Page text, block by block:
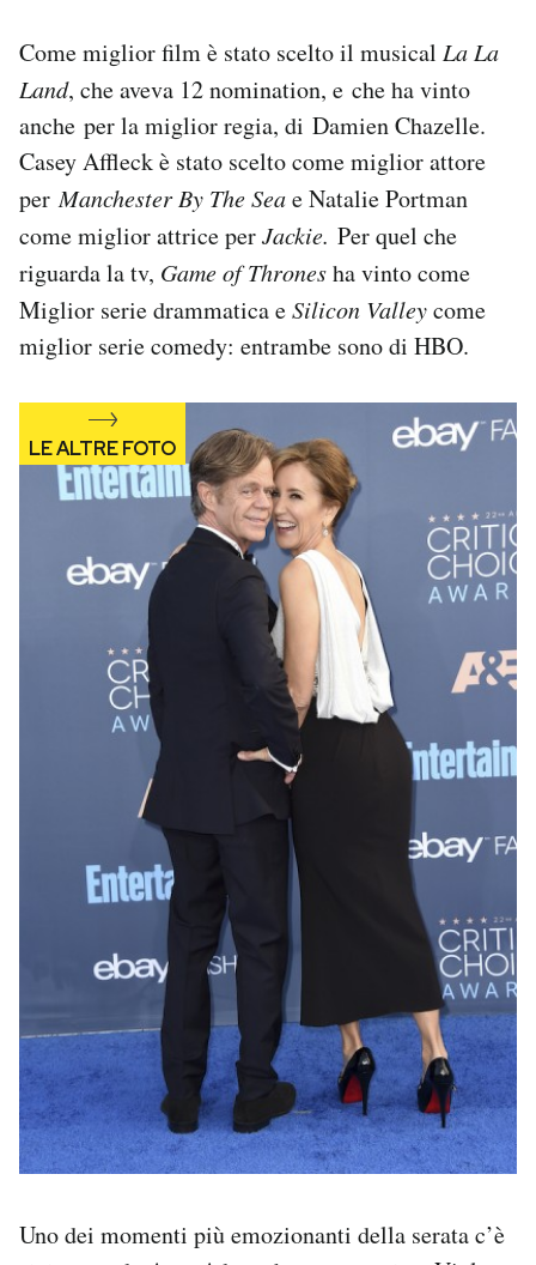
Come miglior film è stato scelto il musical La La
Land, che aveva 12 nomination, e che ha vinto
anche per la miglior regia, di Damien Chazelle.
Casey Affleck è stato scelto come miglior attore
perManchester By The Seae Natalie Portman
come miglior attrice perJackie. Per quel che
riguarda la tv, Game of Thronesha vinto come
Miglior serie drammatica eSilicon Valleycome
miglior serie comedy: entrambe sono di HBO.
Uno dei momenti più emozionanti della serata c’è